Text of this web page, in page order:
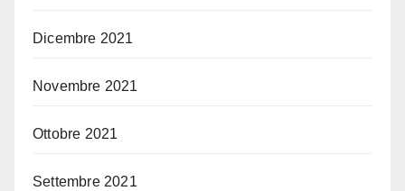
Dicembre 2021
Novembre 2021
Ottobre 2021
Settembre 2021